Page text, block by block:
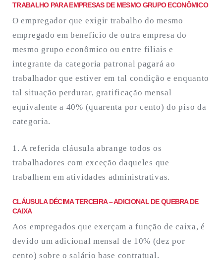
TRABALHO PARA EMPRESAS DE MESMO GRUPO ECONÔMICO
O empregador que exigir trabalho do mesmo
empregado em benefício de outra empresa do
mesmo grupo econômico ou entre filiais e
integrante da categoria patronal pagará ao
trabalhador que estiver em tal condição e enquanto
tal situação perdurar, gratificação mensal
equivalente a 40% (quarenta por cento) do piso da
categoria.
1. A referida cláusula abrange todos os
trabalhadores com exceção daqueles que
trabalhem em atividades administrativas.
CLÁUSULA DÉCIMA TERCEIRA – ADICIONAL DE QUEBRA DE
CAIXA
Aos empregados que exerçam a função de caixa, é
devido um adicional mensal de 10% (dez por
cento) sobre o salário base contratual.